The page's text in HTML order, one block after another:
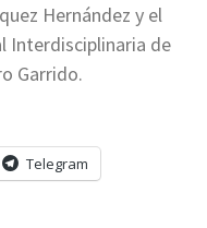
Hernández y el
Interdisciplinaria de
Garrido.
Telegram